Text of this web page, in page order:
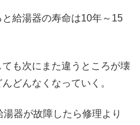
給湯器の寿命は10年～15
も次にまた違うところが壊
どんなくなっていく。
器が故障したら修理より